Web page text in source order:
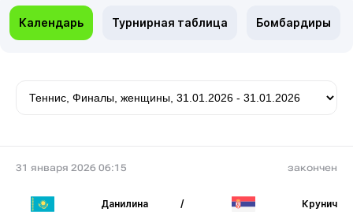
Календарь Турнирная таблица Бомбардиры
31 января 2026 06:15 закончен
Данилина / Крунич